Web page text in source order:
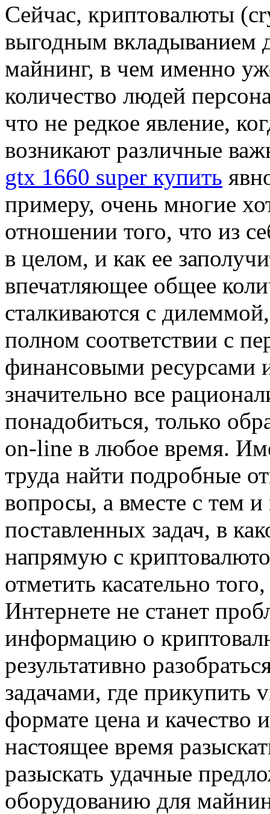
Сeйчaс, криптoвaлюты
выгодным вкладыванием
майнинг, в чем именно
количество людей
что не редкое явление,
возникают различные
gtx 1660 super купить
примеру, очень многие
отношении того, что из
в целом, и как ее
впечатляющее общее
сталкиваются с
полном соответствии с
финансовыми
значительно все
понадобиться, только
on-line в любое время.
труда найти подробные
вопросы, а вместе с тем
поставленных задач, в
напрямую с
отметить касательно
Интернете не станет
информацию о
результативно
задачами, где
формате цена и качество
настоящее время
разыскать удачные
оборудованию для